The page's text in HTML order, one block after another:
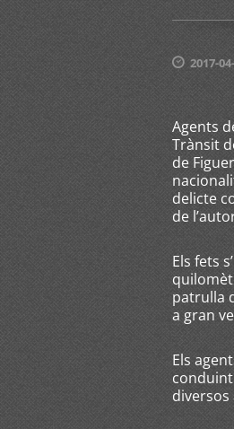
2017-
Agents
Trànsit
de
delicte
de
Els fets
patrulla
a gran
Els
diversos